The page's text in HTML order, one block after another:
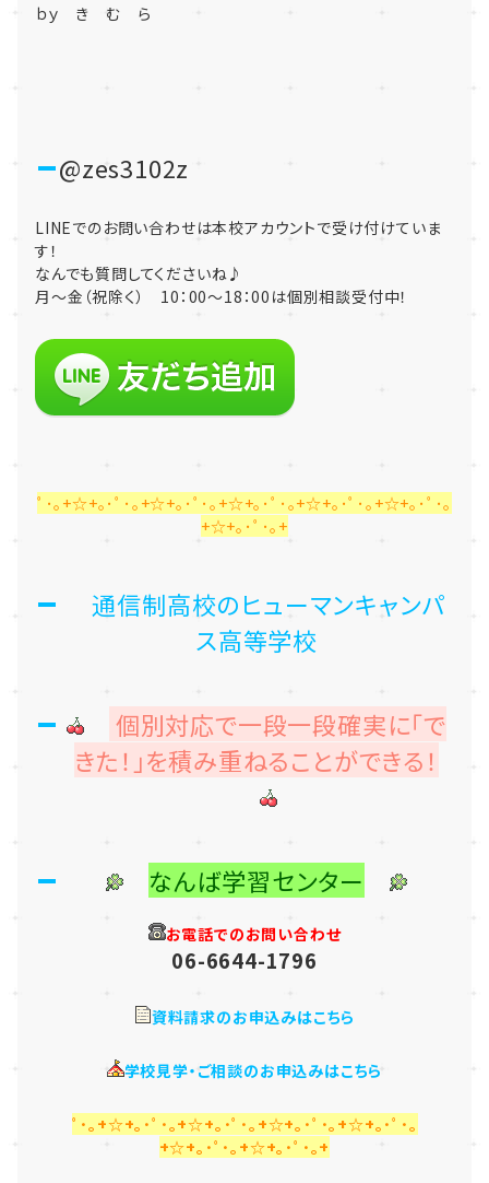
ｂｙ き む ら
@zes3102z
LINEでのお問い合わせは本校アカウントで受け付けていま
す！
なんでも質問してくださいね♪
月～金（祝除く） 10：00～18：00は個別相談受付中！
ﾟ･｡+☆+｡･ﾟ･｡+☆+｡･ﾟ･｡+☆+｡･ﾟ･｡+☆+｡･ﾟ･｡+☆+｡･ﾟ･｡
+☆+｡･ﾟ･｡+
通信制高校のヒューマンキャンパ
ス高等学校
個別対応で一段一段確実に「で
きた！」を積み重ねることができる！
なんば学習センター
お電話でのお問い合わせ
06-6644-1796
資料請求のお申込みはこちら
学校見学・ご相談のお申込みはこちら
ﾟ･｡+☆+｡･ﾟ･｡+☆+｡･ﾟ･｡+☆+｡･ﾟ･｡+☆+｡･ﾟ･｡
+☆+｡･ﾟ･｡+☆+｡･ﾟ･｡+